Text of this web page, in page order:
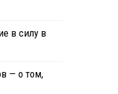
в силу в
— о том,